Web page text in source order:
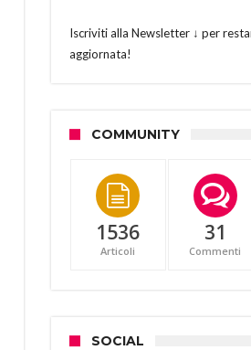
Iscriviti alla Newsletter ↓ per
aggiornata!
COMMUNITY
1536
Articoli
31
Commenti
SOCIAL